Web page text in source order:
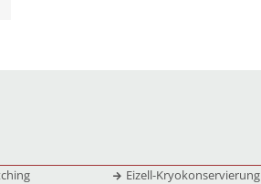
Eizell-Kryokonservierung